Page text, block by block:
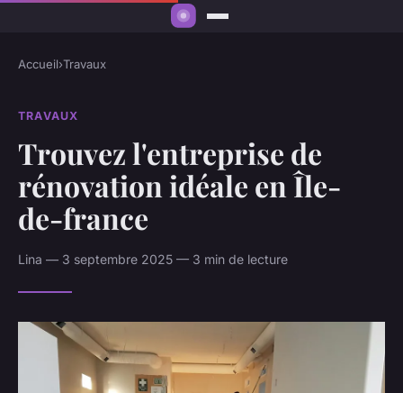
Accueil›Travaux
TRAVAUX
Trouvez l'entreprise de
rénovation idéale en Île-
de-france
Lina — 3 septembre 2025 — 3 min de lecture